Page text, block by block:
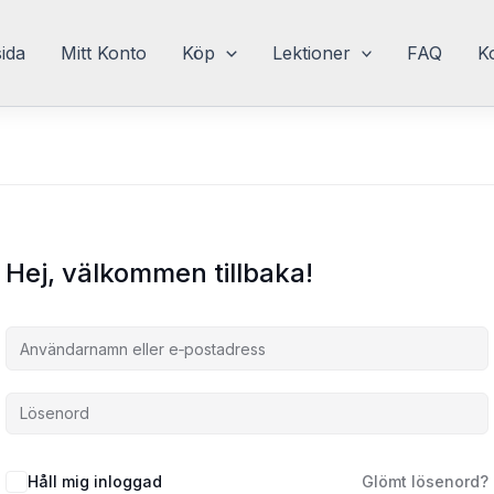
Mitt Konto Köp Lektioner FAQ
Hej, välkommen tillbaka!
Håll mig inloggad Glömt lösenord?